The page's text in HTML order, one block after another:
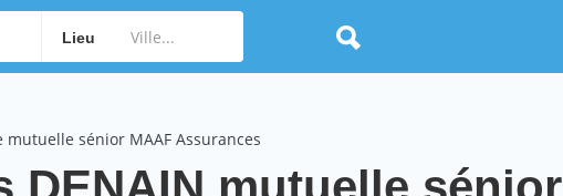
Lieu
mutuelle sénior MAAF Assurances